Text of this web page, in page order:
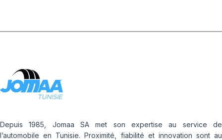
Depuis 1985, Jomaa SA met son expertise au service de
l’automobile en Tunisie. Proximité, fiabilité et innovation sont au